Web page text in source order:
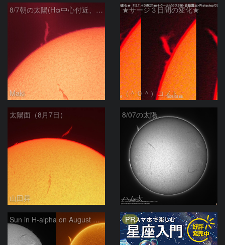
8/7朝の太陽(Hα中心付近、プロミネンス)
Maki
★サージ３日間の変化★
（＾０＾）コメト
太陽面（8月7日）
山田昇
8/07の太陽
ハム太
Sun in H-alpha on August 7, 2026 PR